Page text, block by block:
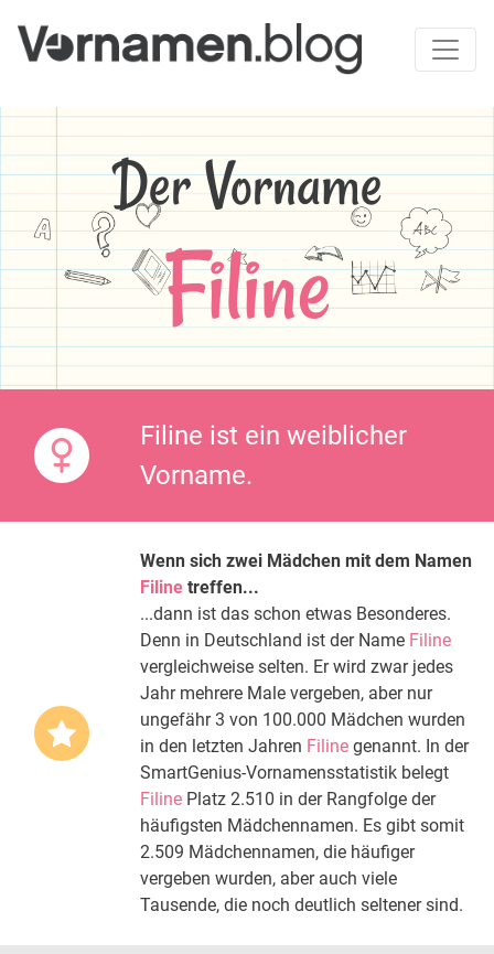
Der Vorname
Filine
Filine ist ein weiblicher
Vorname.
Wenn sich zwei Mädchen mit dem Namen
Filine treffen...
...dann ist das schon etwas Besonderes.
Denn in Deutschland ist der Name Filine
vergleichweise selten. Er wird zwar jedes
Jahr mehrere Male vergeben, aber nur
ungefähr 3 von 100.000 Mädchen wurden
in den letzten Jahren Filine genannt. In der
SmartGenius-Vornamensstatistik belegt
Filine Platz 2.510 in der Rangfolge der
häufigsten Mädchennamen. Es gibt somit
2.509 Mädchennamen, die häufiger
vergeben wurden, aber auch viele
Tausende, die noch deutlich seltener sind.